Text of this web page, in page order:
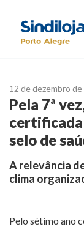
12 de dezembro
Pela 7ª
certificada
selo de
A relevância
clima
Pelo sétimo ano